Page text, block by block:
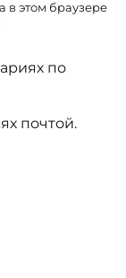
в этом браузере
по
почтой.